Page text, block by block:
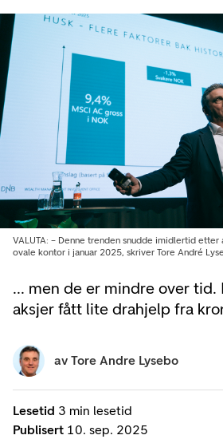
... men de er mindre over tid.
aksjer fått lite drahjelp fra
VALUTA: – Denne trenden snudde imidlertid etter
ovale kontor i januar 2025, skriver Tore André
Lesetid 3 min lesetid
Publisert 10. sep. 2025
av Tore Andre Lysebo